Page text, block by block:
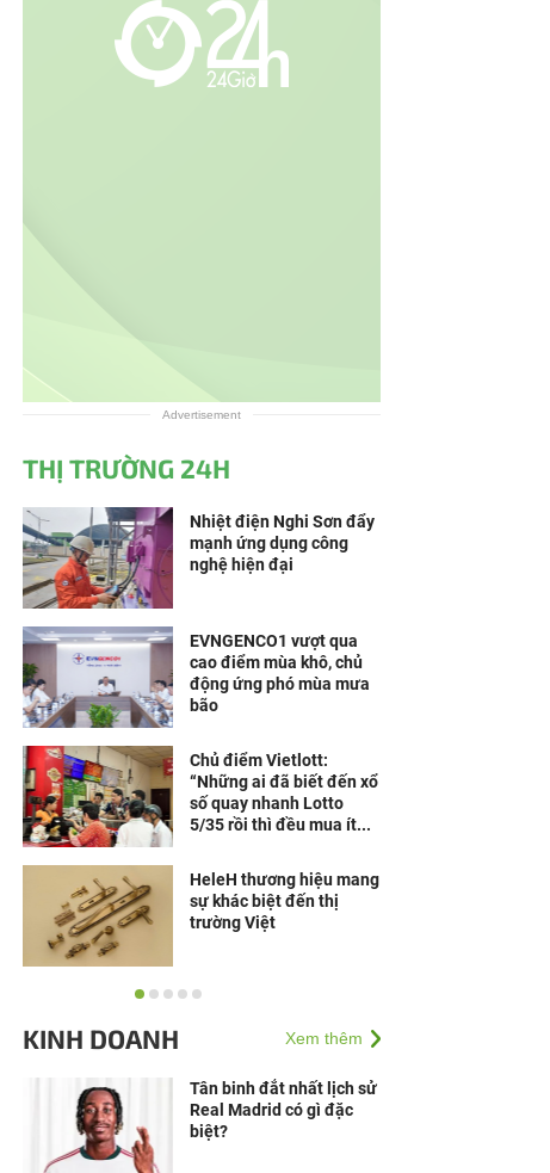
Advertisement
THỊ TRƯỜNG 24H
Nhiệt điện Nghi Sơn đẩy
mạnh ứng dụng công
nghệ hiện đại
EVNGENCO1 vượt qua
cao điểm mùa khô, chủ
động ứng phó mùa mưa
bão
Chủ điểm Vietlott:
“Những ai đã biết đến xổ
số quay nhanh Lotto
5/35 rồi thì đều mua ít...
HeleH thương hiệu mang
sự khác biệt đến thị
trường Việt
Nippon Paint khánh
Nam Tươi Đẹp” chào đón
KINH DOANH Xem thêm
Tân binh đắt nhất lịch sử
Real Madrid có gì đặc
biệt?